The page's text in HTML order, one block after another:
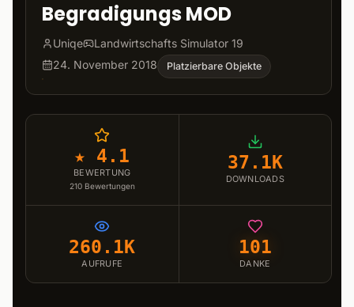
Begradigungs MOD
Uniqe
Landwirtschafts Simulator 19
24. November 2018
Platzierbare Objekte
★ 4.1
BEWERTUNG
210 Bewertungen
37.1K
DOWNLOADS
260.1K
AUFRUFE
101
DANKE